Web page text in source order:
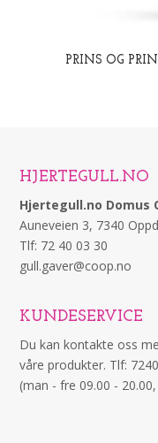
PRINS OG
HJERTEGULL.NO
Hjertegull.no Domus
Auneveien 3, 7340
Tlf: 72 40 03 30
gull.gaver@coop.no
KUNDESERVICE
Du kan kontakte oss
våre produkter. Tlf:
(man - fre 09.00 -